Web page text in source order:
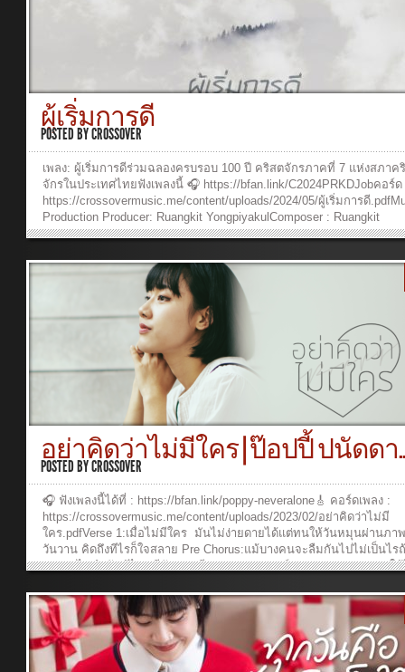
Studios Music Video ProductionDirector of Photography: Tanyaporn
ngernCreative & Graphic Design: Sarita SuveeraCamera Operators:
Tanyaporn Luang-ngern, Pasit Pattaranukool,Waranya Pakunpanya,
Verse 1:วันคืนที่สวยงาม ผ่านเวลาผันเปลี่ยนกลับหมุนวนเวียนเป็นวันที่ต้
หมองหม่นย้อนนึกถึงเรื่องราว พระเจ้านำผ่านพ้นเมฆฝนจะกลายเป็นฟ้าที่
งดงาม Chorus:ความรัก ความเชื่อ ความหวัง นั่นคือพลังให้ฉันก้าวไปใน
ช่างโหดร้าย ฉันมีความรักพระองค์เยียวยาวันนี้ลำบากแค่ไหน ยังมีความ
ของพระองค์ อดทนได้ทุกอย่างความหวังคือแสงสว่างในวันมืดมนเชื่อมั่น
สัญญา ในวันที่สับสนให้พระองค์ทรงนำไปในทุกหนทาง Last Line:ความ
ความเชื่อ ความหวัง จะนำเส้นทาง เดินไป ฟังเพลงและดูวีดีโออื่นๆ หรือร่
สนับสนุนพันธกิจ W501...
ผู้เริ่มการดี
POSTED BYCROSSOVER
เพลง: ผู้เริ่มการดีร่วมฉลองครบรอบ 100 ปี คริสตจักรภาคที่ 7 แห่งสภาค
จักรในประเทศไทยฟังเพลงนี้ 🎧 https://bfan.link/C2024PRKDJobคอร์ด
https://crossovermusic.me/content/uploads/2024/05/ผู้เริ่มการดี
Production Producer: Ruangkit YongpiyakulComposer : Ruangkit
YongpiyakulArranger: Ruangkit YongpiyakulArtist: Job
ประกาศพระนามพระเจ้ายิ่งใหญ่ส่งต่อไปให้คนมากมายได้มองเห็นความ
พระองค์Pre – Chorus:แม้ยากสักเพียงไหนเราจะไม่ยอมท้อใจยังคงมั่นใ
พระสัญญาChorus:พระเจ้าผู้เริ่มการดีไว้ จะทำให้สำเร็จจนถึงวันของพระ
ผู้ทรงฤทธาขอบคุณในวันที่ผ่านมามองไปข้างหน้า มุ่งไปให้ถึงเส้นชัยให้เ
พระทัย พระองค์Verse 2:มีปัญหาเข้ามามากมายแต่จิตใจยังคงแข็งแกร่ง
พระองค์เติมเรี่ยวแรงให้ก้าวไปประกาศพระนามพระเจ้ายิ่งใหญ่ส่งต่อไปใ
มากมายได้มองเห็นความรักของพระองค์Last Line:ให้เป็นที่พอพระทัย...
อย่าคิดว่าไม่มีใคร | ป๊อปปี้ ปนัดดา
POSTED BYCROSSOVER
🎧 ฟังเพลงนี้ได้ที่ : https://bfan.link/poppy-neveralone🎸 คอร์ดเพลง :
https://crossovermusic.me/content/uploads/2023/02/อย่าคิดว่าไม่มี
ใคร.pdfVerse 1:เมื่อไม่มีใคร มันไม่ง่ายดายได้แต่ทนให้วันหมุนผ่านภา
วันวาน คิดถึงทีไรก็ใจสลาย Pre Chorus:แม้บางคนจะลืมกันไปไม่เป็นไร
จะมองไม่สำคัญรู้ไหมมีฉันและมีบางคน (พระองค์) ห่วงเธอChorus:ต่อให้
และทรงเข้าใจทุกรอยน้ำตา มีพระองค์ที่รักและคอยห่วงใยไม่มีวันทอดทิ้
ดูแลตลอดไปอย่าคิดว่าเธอไม่มีใคร พระเจ้าทรงรักเธอ Verse 2:มีรักมั่น
ข้างๆกันเป็นความหวังไม่จางหายไปความรักพระองค์จะซ่อมแซมใจให้ดี
Chorus 2:มีพระองค์ที่รักและคอยห่วงใยไม่มีวันทอดทิ้งจะดูแลตลอดไปอ
ว่าเธอไม่มีใคร พระเจ้าทรงรักเธอLastline :จากนี้ไม่ว่านานเท่าไหร่ พระ